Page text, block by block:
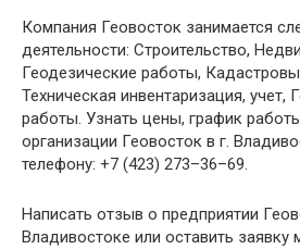
Компания Геовосток занимается
деятельности: Строительство,
Геодезические работы,
Техническая инвентаризация, учет,
работы. Узнать цены, график
организации Геовосток в г.
телефону: +7 (423) 273–36–69.
Написать отзыв о предприятии
Владивостоке или оставить